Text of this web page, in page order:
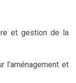
et gestion de la
l’aménagement et